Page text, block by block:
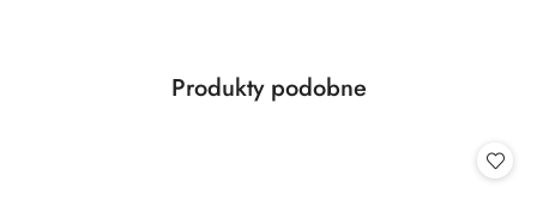
Pomiń karuzelę produktów
Produkty
Produkty podobne